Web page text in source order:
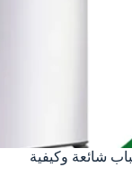
الثلاجة عن العمل فجأة: 7 أسباب شائعة وكيفية